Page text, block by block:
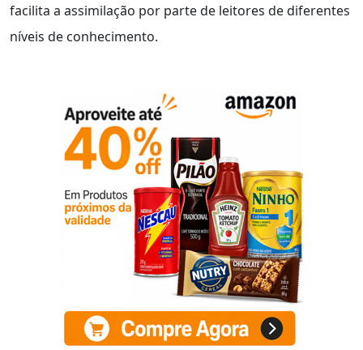
facilita a assimilação por parte de leitores de diferentes
níveis de conhecimento.